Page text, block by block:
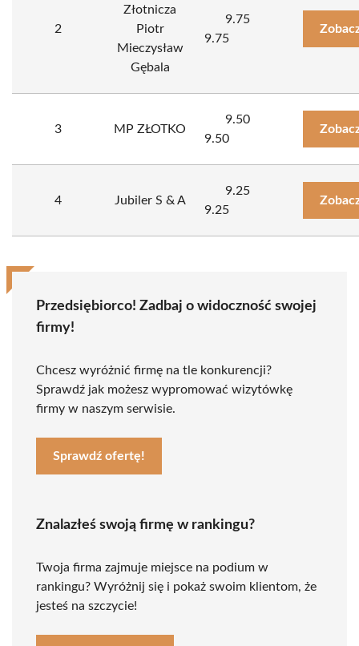
2
Złotnicza
Piotr
Mieczysław
Gębala
9.75
9.75
3 MP ZŁOTKO
9.50
9.50
4 Jubiler S & A
9.25
9.25
Przedsiębiorco! Zadbaj o widoczność swojej
firmy!
Chcesz wyróżnić firmę na tle konkurencji?
Sprawdź jak możesz wypromować wizytówkę
firmy w naszym serwisie.
Sprawdź ofertę!
Znalazłeś swoją firmę w rankingu?
Twoja firma zajmuje miejsce na podium w
rankingu? Wyróżnij się i pokaż swoim klientom, że
jesteś na szczycie!